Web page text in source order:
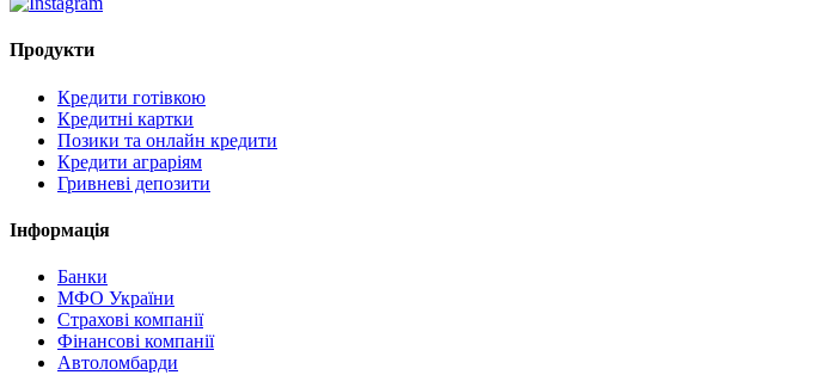
Продукти
Кредити готівкою
Кредитні картки
Позики та онлайн кредити
Кредити аграріям
Гривневі депозити
Інформація
Банки
МФО України
Страхові компанії
Фінансові компанії
Автоломбарди